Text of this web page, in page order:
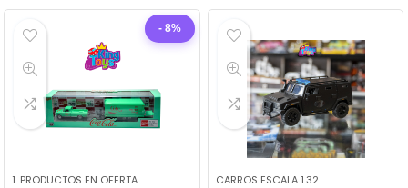
- 8%
1. PRODUCTOS EN OFERTA CARROS ESCALA 1.32